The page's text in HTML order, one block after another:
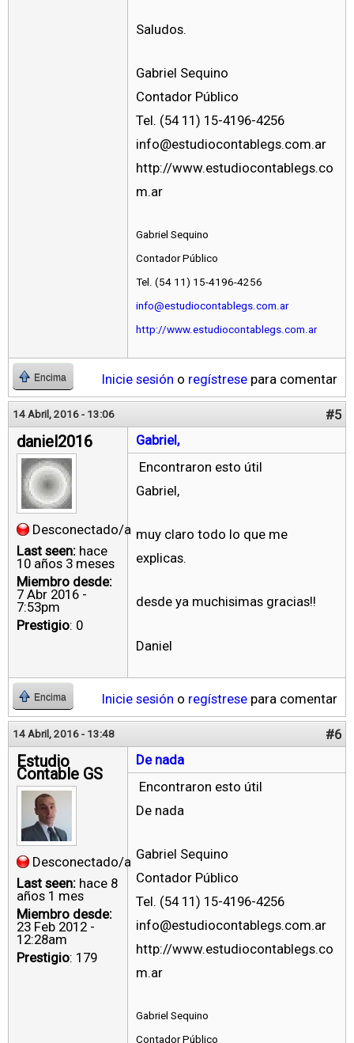
Saludos.
Gabriel Sequino
Contador Público
Tel. (54 11) 15-4196-4256
info@estudiocontablegs.com.ar
http://www.estudiocontablegs.co
m.ar
Gabriel Sequino
Contador Público
Tel. (54 11) 15-4196-4256
info@estudiocontablegs.com.ar
http://www.estudiocontablegs.com.ar
Encima Inicie sesión o regístrese para comentar
14 Abril, 2016 - 13:06 #5
daniel2016
Desconectado/a
Last seen: hace
10 años 3 meses
Miembro desde:
7 Abr 2016 -
7:53pm
Prestigio: 0
Gabriel,
Encontraron esto útil
Gabriel,
muy claro todo lo que me
explicas.
desde ya muchisimas gracias!!
Daniel
Encima Inicie sesión o regístrese para comentar
14 Abril, 2016 - 13:48 #6
Estudio
Contable GS
Desconectado/a
Last seen: hace 8
años 1 mes
Miembro desde:
23 Feb 2012 -
12:28am
Prestigio: 179
De nada
Encontraron esto útil
De nada
Gabriel Sequino
Contador Público
Tel. (54 11) 15-4196-4256
info@estudiocontablegs.com.ar
http://www.estudiocontablegs.co
m.ar
Gabriel Sequino
Contador Público